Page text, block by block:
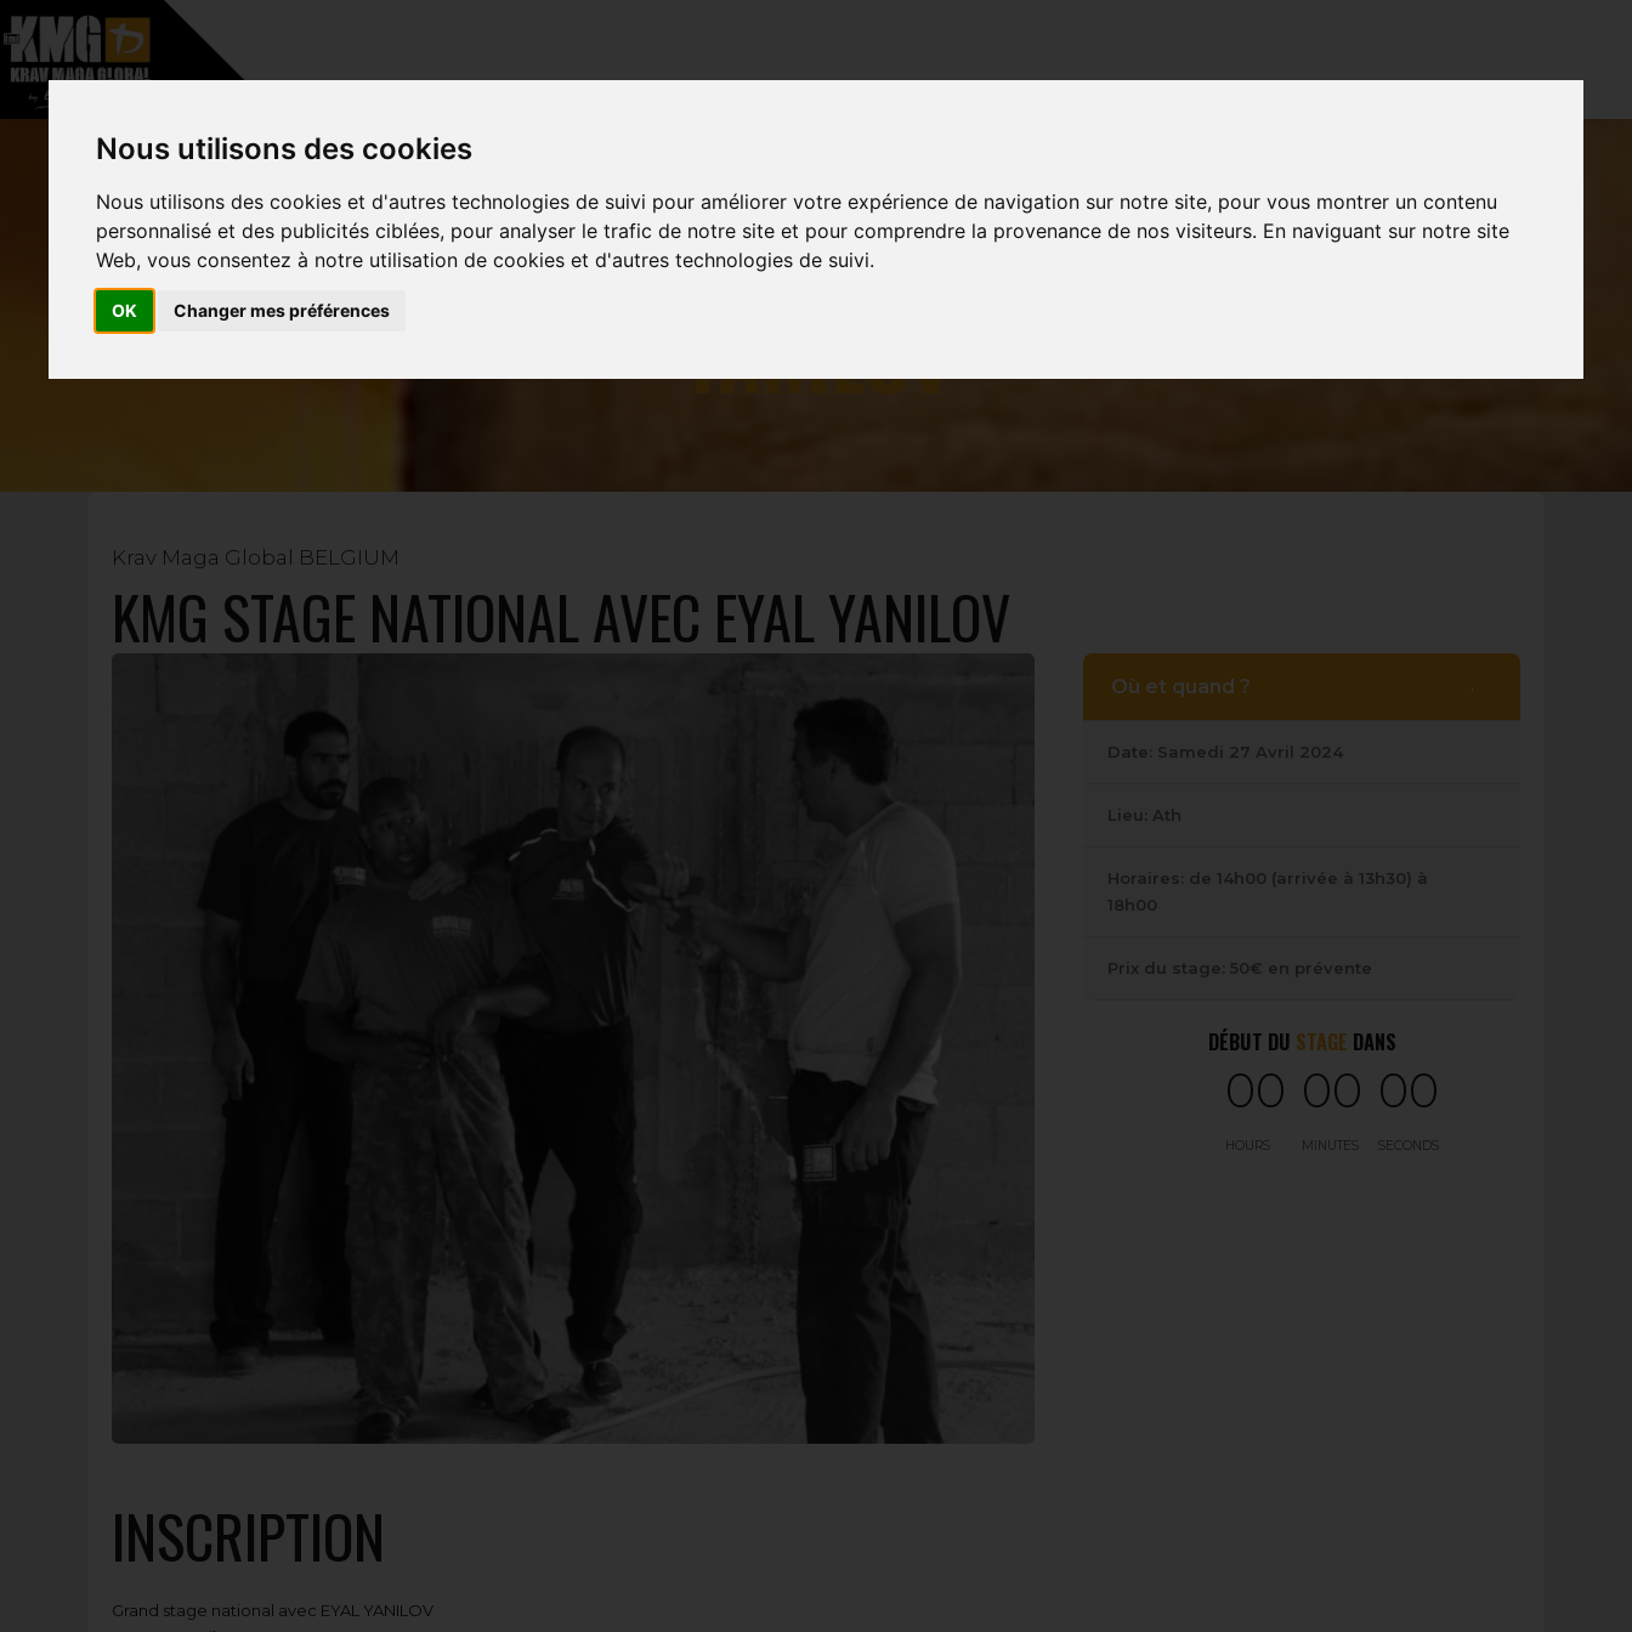
Nous utilisons des cookies
Nous utilisons des cookies et d'autres technologies de suivi pour améliorer votre expérience de navigation sur notre site, pour vous montrer un contenu
personnalisé et des publicités ciblées, pour analyser le trafic de notre site et pour comprendre la provenance de nos visiteurs. En naviguant sur notre site
Web, vous consentez à notre utilisation de cookies et d'autres technologies de suivi.
OK Changer mes préférencesKMG STAGE NATIONAL AVEC EYAL
YANILOV
Krav Maga Global BELGIUM
KMG STAGE NATIONAL AVEC EYAL YANILOV
INSCRIPTION
Grand stage national avec EYAL YANILOV
Où et quand ?
Date: Samedi 27 Avril 2024
Lieu: Ath
Horaires: de 14h00 (arrivée à 13h30) à
18h00
Prix du stage: 50€ en prévente
DÉBUT DU STAGE DANS
0
0
0
0
HOURS
0
0
0
0
MINUTES
0
00
SECONDS